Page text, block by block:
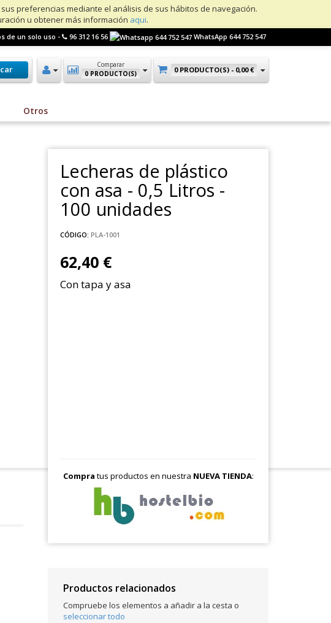
preferencias mediante el análisis de sus hábitos de navegación.
u obtener más información aqui.
de un solo uso - 96 312 16 56 WhatsApp 644 752 547
0 PRODUCTO(S) - 0,00 €
Comparar
0 PRODUCTO(S)
Otros
Lecheras de plástico
con asa - 0,5 Litros -
100 unidades
CÓDIGO: PLA-1001
62,40 €
Con tapa y asa
Compra tus productos en nuestra NUEVA TIENDA:
Productos relacionados
Compruebe los elementos a añadir a la cesta o
seleccionar todo